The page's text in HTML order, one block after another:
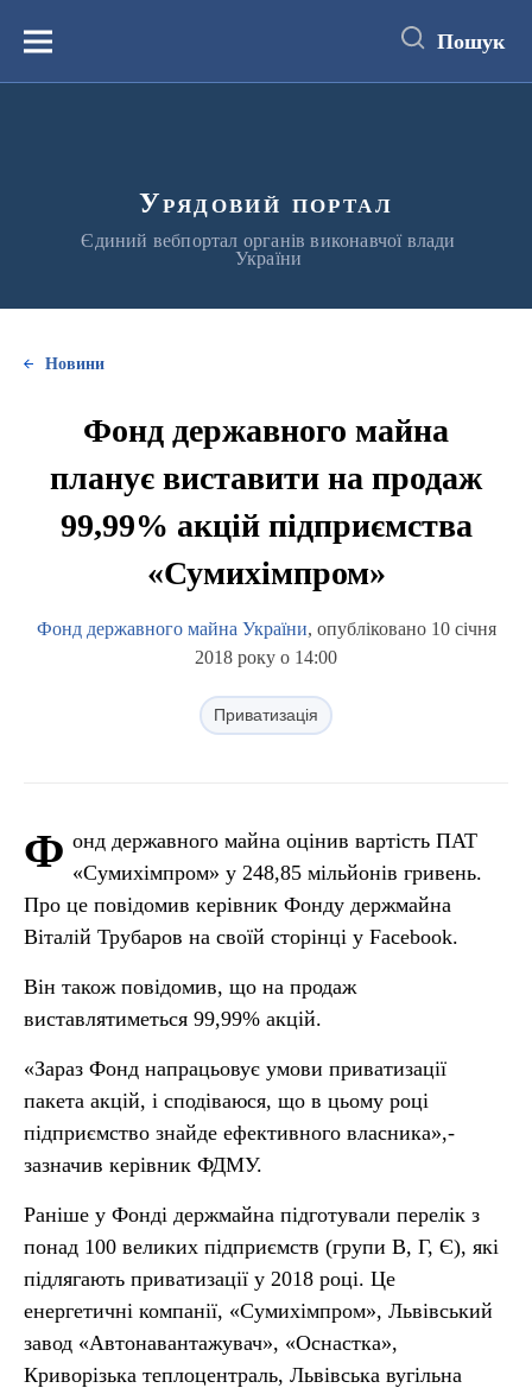
вмістуМеню Пошук
Урядовий портал
Єдиний вебпортал органів виконавчої влади
України
Новини
Фонд державного майна
планує виставити на продаж
99,99% акцій підприємства
«Сумихімпром»
Фонд державного майна України, опубліковано 10 січня
2018 року о 14:00
Приватизація
Ф онд державного майна оцінив вартість ПАТ
«Сумихімпром» у 248,85 мільйонів гривень.
Про це повідомив керівник Фонду держмайна
Віталій Трубаров на своїй сторінці у Facebook.
Він також повідомив, що на продаж
виставлятиметься 99,99% акцій.
«Зараз Фонд напрацьовує умови приватизації
пакета акцій, і сподіваюся, що в цьому році
підприємство знайде ефективного власника»,-
зазначив керівник ФДМУ.
Раніше у Фонді держмайна підготували перелік з
понад 100 великих підприємств (групи В, Г, Є), які
підлягають приватизації у 2018 році. Це
енергетичні компанії, «Сумихімпром», Львівський
завод «Автонавантажувач», «Оснастка»,
Криворізька теплоцентраль, Львівська вугільна